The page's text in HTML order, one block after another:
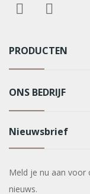
PRODUCTEN
ONS BEDRIJF
Nieuwsbrief
Meld je nu aan voor
nieuws.